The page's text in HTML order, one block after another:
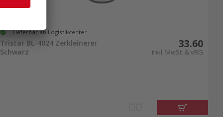
Lieferbar ab Logistikcenter
Tristar BL-4024 Zerkleinerer
Schwarz
33.60
inkl. MwSt. & vRG